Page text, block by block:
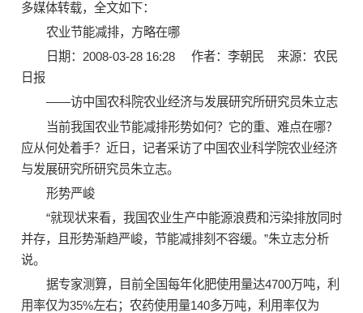
多媒体转载，全文如下：
农业节能减排，方略在哪
日期：2008-03-28 16:28 作者：李朝民 来源：农民
日报
——访中国农科院农业经济与发展研究所研究员朱立志
当前我国农业节能减排形势如何？它的重、难点在哪？
应从何处着手？近日，记者采访了中国农业科学院农业经济
与发展研究所研究员朱立志。
形势严峻
“就现状来看，我国农业生产中能源浪费和污染排放同时
并存，且形势渐趋严峻，节能减排刻不容缓。”朱立志分析
说。
据专家测算，目前全国每年化肥使用量达4700万吨，利
用率仅为35%左右；农药使用量140多万吨，利用率仅为